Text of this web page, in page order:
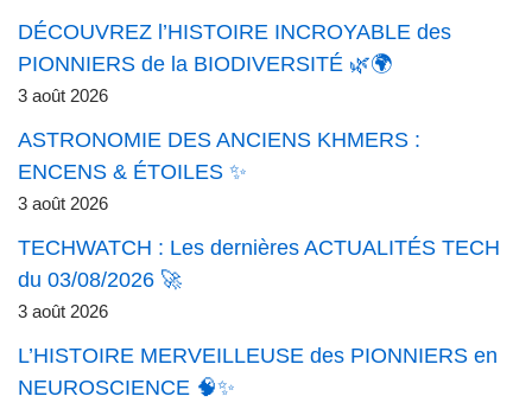
DÉCOUVREZ l’HISTOIRE INCROYABLE des
PIONNIERS de la BIODIVERSITÉ 🌿🌍
3 août 2026
ASTRONOMIE DES ANCIENS KHMERS :
ENCENS & ÉTOILES ✨
3 août 2026
TECHWATCH : Les dernières ACTUALITÉS TECH
du 03/08/2026 🚀
3 août 2026
L’HISTOIRE MERVEILLEUSE des PIONNIERS en
NEUROSCIENCE 🧠✨